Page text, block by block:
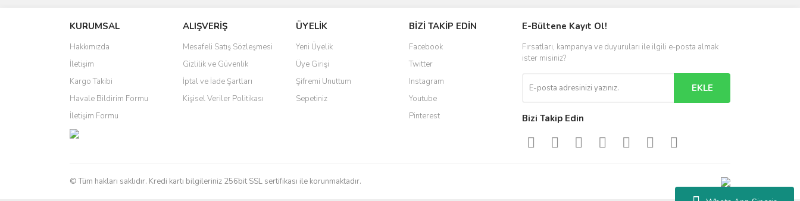
Ürün resmi kalitesiz, bozuk veya görüntülenemiyor.
Ürün açıklamasında eksik bilgiler bulunuyor.
Ürün bilgilerinde hatalar bulunuyor.
Ürün fiyatı diğer sitelerden daha pahalı.
Bu ürüne benzer farklı alternatifler olmalı.
KURUMSAL
Hakkımızda
İletişim
Kargo Takibi
Havale Bildirim Formu
İletişim Formu
ALIŞVERİŞ
Mesafeli Satış Sözleşmesi
Gizlilik ve Güvenlik
İptal ve İade Şartları
Kişisel Veriler Politikası
ÜYELİK
Yeni Üyelik
Üye Girişi
Şifremi Unuttum
Sepetiniz
BİZİ TAKİP EDİN
Facebook
Twitter
Instagram
Youtube
Pinterest
E-Bültene Kayıt Ol!
Fırsatları, kampanya ve duyuruları ile ilgili e-posta almak
ister misiniz?
EKLE
Bizi Takip Edin
© Tüm hakları saklıdır. Kredi kartı bilgileriniz 256bit SSL sertifikası ile korunmaktadır.